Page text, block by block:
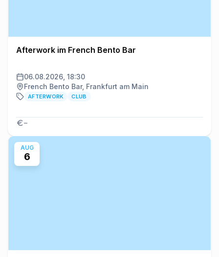
Afterwork im French Bento Bar
06.08.2026, 18:30
French Bento Bar, Frankfurt am Main
AFTERWORK CLUB
–
AUG
6